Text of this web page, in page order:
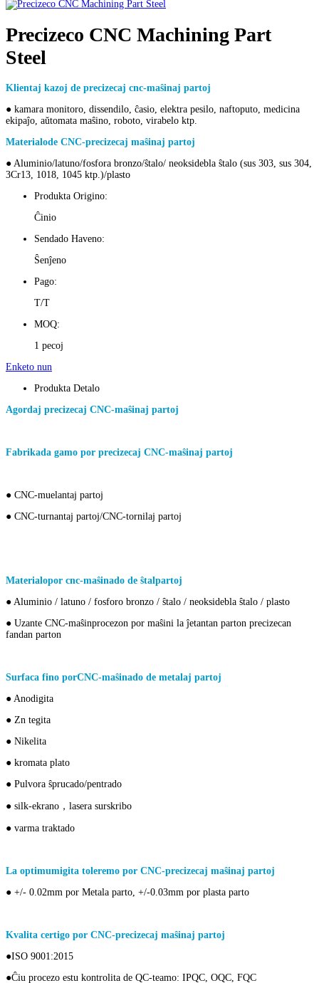
Precizeco CNC Machining Part
Steel
Klientaj kazoj de precizecaj cnc-maŝinaj partoj
● kamara monitoro, dissendilo, ĉasio, elektra pesilo, naftoputo, medicina
ekipaĵo, aŭtomata maŝino, roboto, virabelo ktp.
Materialode CNC-precizecaj maŝinaj partoj
● Aluminio/latuno/fosfora bronzo/ŝtalo/ neoksidebla ŝtalo (sus 303, sus 304,
3Cr13, 1018, 1045 ktp.)/plasto
Produkta Origino:
Ĉinio
Sendado Haveno:
Ŝenĵeno
Pago:
T/T
MOQ:
1 pecoj
Enketo nun
Produkta Detalo
Agordaj precizecaj CNC-maŝinaj partoj
Fabrikada gamo por precizecaj CNC-maŝinaj partoj
● CNC-muelantaj partoj
● CNC-turnantaj partoj/CNC-tornilaj partoj
Materialopor cnc-maŝinado de ŝtalpartoj
● Aluminio / latuno / fosforo bronzo / ŝtalo / neoksidebla ŝtalo / plasto
● Uzante CNC-maŝinprocezon por maŝini la ĵetantan parton precizecan
fandan parton
Surfaca fino porCNC-maŝinado de metalaj partoj
● Anodigita
● Zn tegita
● Nikelita
● kromata plato
● Pulvora ŝprucado/pentrado
● silk-ekrano，lasera surskribo
● varma traktado
La optimumigita toleremo por CNC-precizecaj maŝinaj partoj
● +/- 0.02mm por Metala parto, +/-0.03mm por plasta parto
Kvalita certigo por CNC-precizecaj maŝinaj partoj
●ISO 9001:2015
●Ĉiu procezo estu kontrolita de QC-teamo: IPQC, OQC, FQC